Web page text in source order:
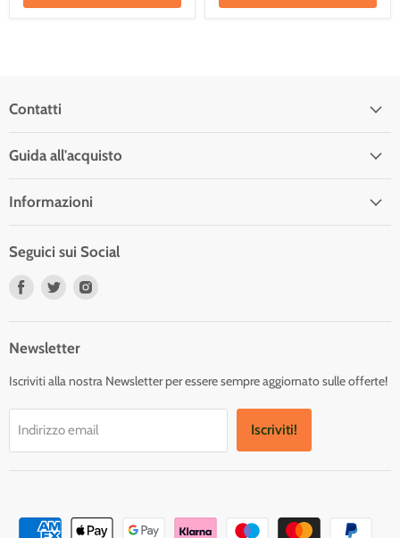
Contatti
Guida all'acquisto
Informazioni
Seguici sui Social
Trovaci
Trovaci
Newsletter
Iscriviti alla nostra Newsletter per essere sempre aggiornato sulle offerte!
Indirizzo email Iscriviti!